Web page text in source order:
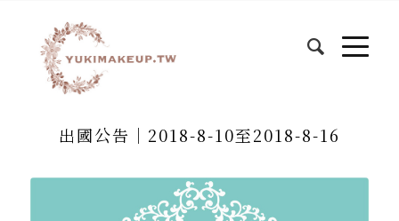
出國公告｜2018-8-10至2018-8-16